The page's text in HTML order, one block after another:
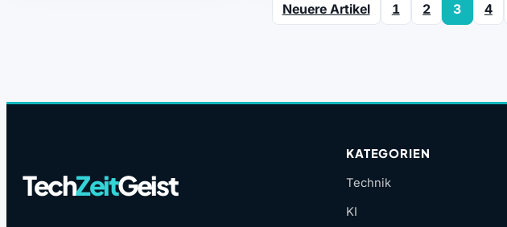
Neuere Artikel 1 2 3 4
TechZeitGeist
KATEGORIEN
Technik
KI